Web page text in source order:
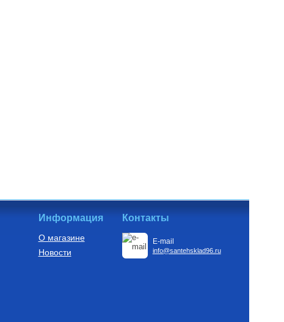
Информация
О магазине
Новости
Контакты
E-mail
info@santehsklad96.ru